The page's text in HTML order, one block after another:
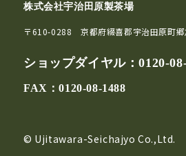
株式会社宇治田原製茶場
〒610-0288 京都府綴喜郡宇治田原町郷
ショップダイヤル：0120-
FAX：0120-08-1488
© Ujitawara-Seichajyo Co.,Ltd.